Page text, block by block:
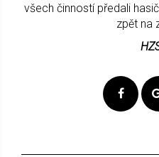
všech činností předali
zpět na